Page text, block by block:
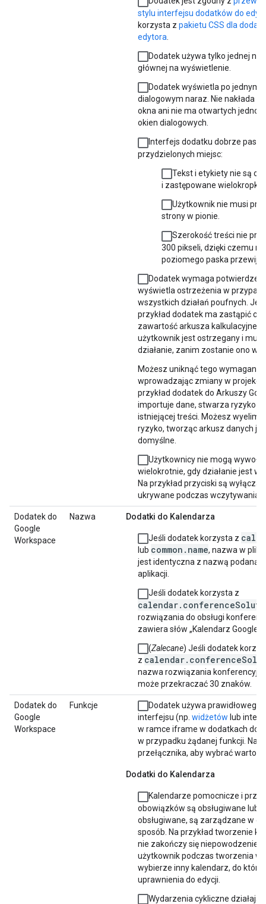
stylu interfejsu dodatków do
korzysta z pakietu CSS dla
edytora
Dodatek używa tylko jednej
głównej na wyświetlenie.
Dodatek wyświetla po jednym
dialogowym naraz. Nie nakłada
okna ani nie ma otwartych
okien dialogowych.
Interfejs dodatku dobrze
przydzielonych miejsc:
Tekst i etykiety nie są
i zastępowane
Użytkownik nie musi
strony w pionie.
Szerokość treści nie
300 pikseli, dzięki czemu
poziomego paska
Dodatek wymaga
wyświetla ostrzeżenia w
wszystkich działań poufnych.
przykład dodatek ma zastąpić
zawartość arkusza
użytkownik jest ostrzegany i
działanie, zanim zostanie ono
Możesz uniknąć tego wymagania,
wprowadzając zmiany w
przykład dodatek do Arkuszy
importuje dane, stwarza ryzyko
istniejącej treści. Możesz
ryzyko, tworząc arkusz danych
domyślne.
Użytkownicy nie mogą
wielokrotnie, gdy działanie jest
Na przykład przyciski są
ukrywane podczas wczytywania
Dodatek do
Google
Workspace
Nazwa Dodatki do Kalendarza
Jeśli dodatek korzysta z
lub common.name, nazwa w
jest identyczna z nazwą podaną
aplikacji.
Jeśli dodatek korzysta z
rozwiązania do obsługi
zawiera słów „Kalendarz Google”.
(Zalecane) Jeśli dodatek
z
nazwa rozwiązania
może przekraczać 30 znaków.
Dodatek do
Google
Workspace
Funkcje
Dodatek używa prawidłowego
interfejsu (np. widżetów lub
w ramce iframe w dodatkach do
w przypadku żądanej funkcji. Na
przełącznika, aby wybrać
Dodatki do Kalendarza
Kalendarze pomocnicze i
obowiązków są obsługiwane lub,
obsługiwane, są zarządzane w
sposób. Na przykład tworzenie
nie zakończy się
użytkownik podczas tworzenia
wybierze inny kalendarz, do
uprawnienia do edycji.
Wydarzenia cykliczne działają